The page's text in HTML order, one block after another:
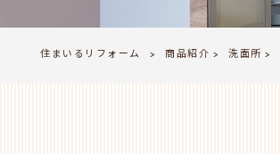
住まいるリフォーム > 商品紹介 > 洗面所 >